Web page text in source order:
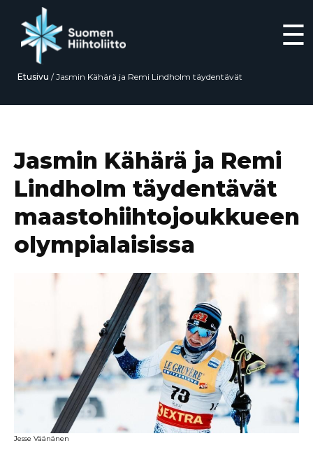
☰
Etusivu /Jasmin Kähärä ja Remi Lindholm täydentävät
Jasmin Kähärä ja Remi
Lindholm täydentävät
maastohiihtojoukkueen
olympialaisissa
Jesse Väänänen